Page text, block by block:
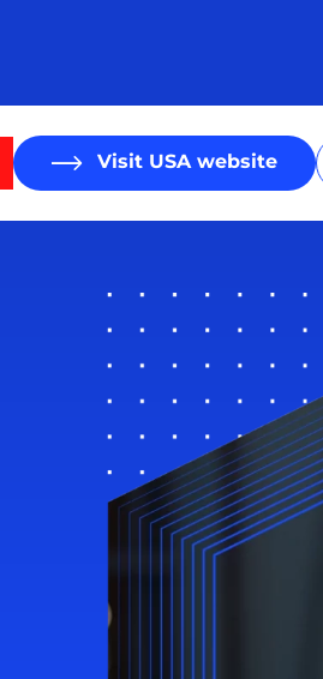
Visit USA website